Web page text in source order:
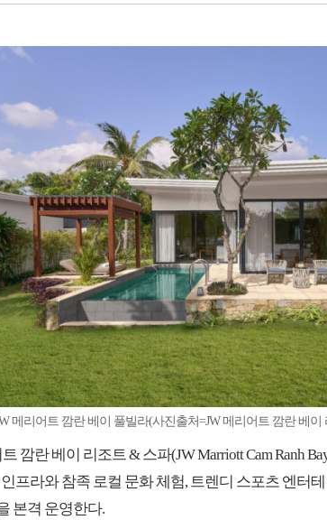
메리어트 깜란 베이 풀빌라(사진출처=JW 메리어트 깜란 베이
깜란 베이 리조트 & 스파(JW Marriott Cam Ranh
프라와 참족 로컬 문화 체험, 트렌디 스포츠 엔터
본격 운영한다.